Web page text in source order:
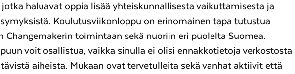
haluavat oppia lisää yhteiskunnallisesta vaikuttamisesta ja
Koulutusviikonloppu on erinomainen tapa tutustua
Changemakerin toimintaan sekä nuoriin eri puolelta Suomea.
voit osallistua, vaikka sinulla ei olisi ennakkotietoja verkostosta
aiheista. Mukaan ovat tervetulleita sekä vanhat aktiivit että